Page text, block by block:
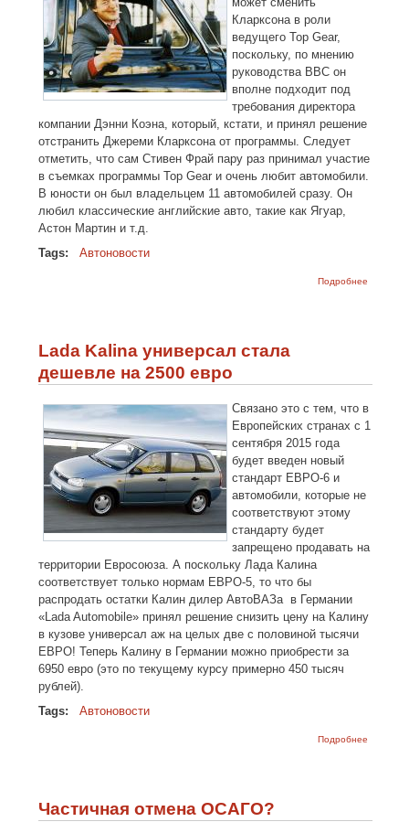
Кларксона в роли
ведущего Top Gear,
поскольку, по мнению
руководства BBC он
вполне подходит под
требования директора
компании Дэнни Коэна, который, кстати, и принял решение
отстранить Джереми Кларксона от программы. Следует
отметить, что сам Стивен Фрай пару раз принимал участие
в съемках программы Top Gear и очень любит автомобили.
В юности он был владельцем 11 автомобилей сразу. Он
любил классические английские авто, такие как Ягуар,
Астон Мартин и т.д.
Tags:
Автоновости
Подробнее
Lada Kalina универсал стала
дешевле на 2500 евро
Связано это с тем, что в
Европейских странах с 1
сентября 2015 года
будет введен новый
стандарт ЕВРО-6 и
автомобили, которые не
соответствуют этому
стандарту будет
запрещено продавать на
территории Евросоюза. А поскольку Лада Калина
соответствует только нормам ЕВРО-5, то что бы
распродать остатки Калин дилер АвтоВАЗа в Германии
«Lada Automobile» принял решение снизить цену на Калину
в кузове универсал аж на целых две с половиной тысячи
ЕВРО! Теперь Калину в Германии можно приобрести за
6950 евро (это по текущему курсу примерно 450 тысяч
рублей).
Tags:
Автоновости
Подробнее
Частичная отмена ОСАГО?